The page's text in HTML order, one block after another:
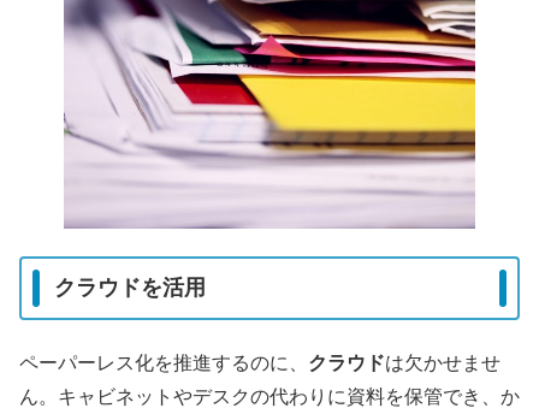
クラウドを活用
ペーパーレス化を推進するのに、 クラウドは欠かせませ
ん。キャビネットやデスクの代わりに資料を保管でき、か